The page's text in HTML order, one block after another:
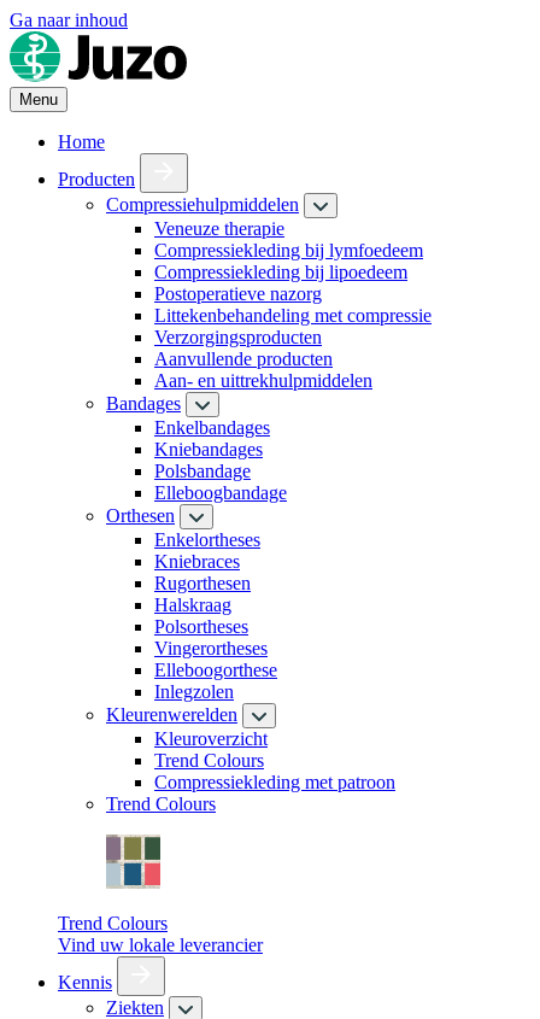
Ga naar inhoud
Menu
Home
Producten
Compressiehulpmiddelen
Veneuze therapie
Compressiekleding bij lymfoedeem
Compressiekleding bij lipoedeem
Postoperatieve nazorg
Littekenbehandeling met compressie
Verzorgingsproducten
Aanvullende producten
Aan- en uittrekhulpmiddelen
Bandages
Enkelbandages
Kniebandages
Polsbandage
Elleboogbandage
Orthesen
Enkelortheses
Kniebraces
Rugorthesen
Halskraag
Polsortheses
Vingerortheses
Elleboogorthese
Inlegzolen
Kleurenwerelden
Kleuroverzicht
Trend Colours
Compressiekleding met patroon
Trend Colours
Trend Colours
Vind uw lokale leverancier
Kennis
Ziekten